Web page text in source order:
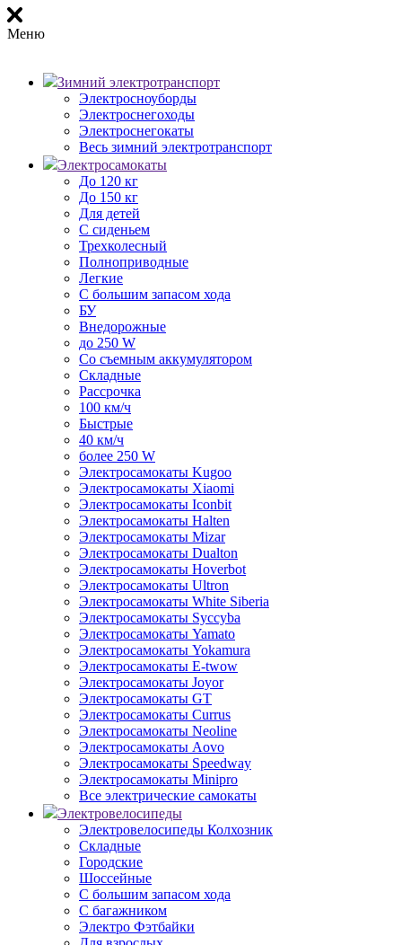
Меню
Зимний электротранспорт
Электросноуборды
Электроснегоходы
Электроснегокаты
Весь зимний электротранспорт
Электросамокаты
До 120 кг
До 150 кг
Для детей
С сиденьем
Трехколесный
Полноприводные
Легкие
С большим запасом хода
БУ
Внедорожные
до 250 W
Со съемным аккумулятором
Складные
Рассрочка
100 км/ч
Быстрые
40 км/ч
более 250 W
Электросамокаты Kugoo
Электросамокаты Xiaomi
Электросамокаты Iconbit
Электросамокаты Halten
Электросамокаты Mizar
Электросамокаты Dualton
Электросамокаты Hoverbot
Электросамокаты Ultron
Электросамокаты White Siberia
Электросамокаты Syccyba
Электросамокаты Yamato
Электросамокаты Yokamura
Электросамокаты E-twow
Электросамокаты Joyor
Электросамокаты GT
Электросамокаты Currus
Электросамокаты Neoline
Электросамокаты Aovo
Электросамокаты Speedway
Электросамокаты Minipro
Все электрические самокаты
Электровелосипеды
Электровелосипеды Колхозник
Складные
Городские
Шоссейные
С большим запасом хода
С багажником
Электро Фэтбайки